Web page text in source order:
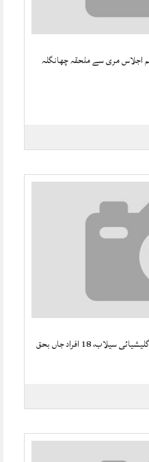
اجلاس مری سے ملحقہ چھانگلہ
18 افراد جاں بحق